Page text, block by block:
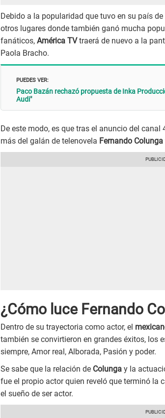
Debido a la popularidad que tuvo en su país
otros lugares donde también ganó mucha
fanáticos, América TVtraerá de nuevo a la
Paola Bracho.
PUEDES VER:
Paco Bazán rechazó propuesta de Inka
Audi"
De este modo, es que tras el anuncio del canal
más del galán de telenovela Fernando Colunga
¿Cómo luce Fernando
Dentro de su trayectoria como actor, el
también se convirtieron en grandes éxitos, los
siempre, Amor real, Alborada, Pasión y poder.
Se sabe que la relación de Colunga y la
fue el propio actor quien reveló que terminó la
el sueño de ser actor.